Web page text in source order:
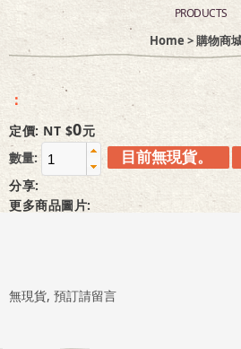
PRODUCTS
Home>購物商
：
定價: NT $0元
數量:
目前無現貨。
分享:
更多商品圖片:
無現貨, 預訂請留言